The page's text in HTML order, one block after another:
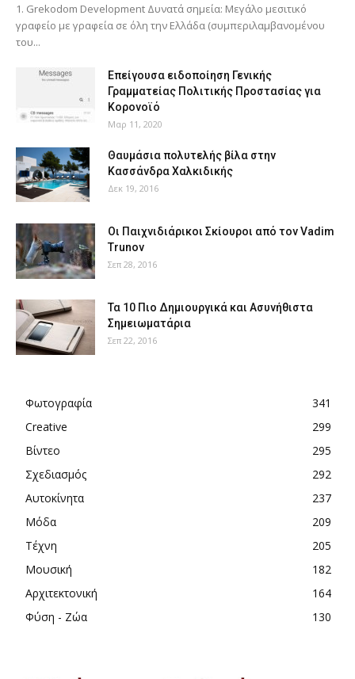
1. Grekodom Development Δυνατά σημεία: Μεγάλο μεσιτικό
γραφείο με γραφεία σε όλη την Ελλάδα (συμπεριλαμβανομένου
του...
Επείγουσα ειδοποίηση Γενικής
Γραμματείας Πολιτικής Προστασίας για
Κορονοϊό
Μαρ 11, 2020
Θαυμάσια πολυτελής βίλα στην
Κασσάνδρα Χαλκιδικής
Δεκ 19, 2016
Οι Παιχνιδιάρικοι Σκίουροι από τον Vadim
Trunov
Σεπ 28, 2016
Τα 10 Πιο Δημιουργικά και Ασυνήθιστα
Σημειωματάρια
Σεπ 22, 2016
Φωτογραφία
341
Creative
299
Βίντεο
295
Σχεδιασμός
292
Αυτοκίνητα
237
Μόδα
209
Τέχνη
205
Μουσική
182
Αρχιτεκτονική
164
Φύση - Ζώα
130